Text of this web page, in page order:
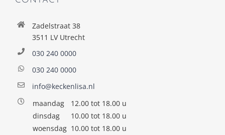
Zadelstraat 38
3511 LV Utrecht
030 240 0000
030 240 0000
info@keckenlisa.nl
maandag
12.00 tot 18.00 u
dinsdag
10.00 tot 18.00 u
woensdag 10.00 tot 18.00 u